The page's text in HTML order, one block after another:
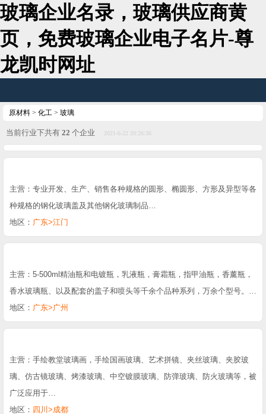
玻璃企业名录，玻璃供应商黄
页，免费玻璃企业电子名片-尊
龙凯时网址
原材料 > 化工 > 玻璃
当前行业下共有 22 个企业 2021-6-22 20:26:36
主营：专业开发、生产、销售各种规格的圆形、椭圆形、方形及异型等各
种规格的钢化玻璃盖及其他钢化玻璃制品…
地区： 广东>江门
主营：5-500ml精油瓶和电镀瓶，乳液瓶，膏霜瓶，指甲油瓶，香薰瓶，
香水玻璃瓶、以及配套的盖子和喷头等千余个品种系列，万余个型号。…
地区： 广东>广州
主营：手绘教堂玻璃画，手绘国画玻璃、艺术拼镜、夹丝玻璃、夹胶玻
璃、仿古镜玻璃、烤漆玻璃、中空镀膜玻璃、防弹玻璃、防火玻璃等，被
广泛应用于…
地区： 四川>成都